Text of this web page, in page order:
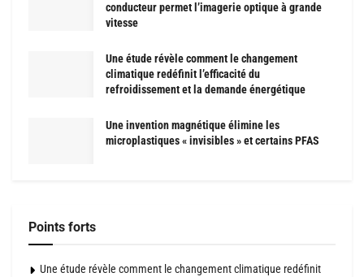
conducteur permet l’imagerie optique à grande
vitesse
Une étude révèle comment le changement
climatique redéfinit l’efficacité du
refroidissement et la demande énergétique
Une invention magnétique élimine les
microplastiques « invisibles » et certains PFAS
Points forts
Une étude révèle comment le changement climatique redéfinit